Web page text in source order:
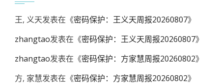
王, 义天发表在《密码保护：王义天周报20260807》
zhangtao发表在《密码保护：王义天周报20260807》
zhangtao发表在《密码保护：方家慧周报20260802》
方, 家慧发表在《密码保护：方家慧周报20260802》